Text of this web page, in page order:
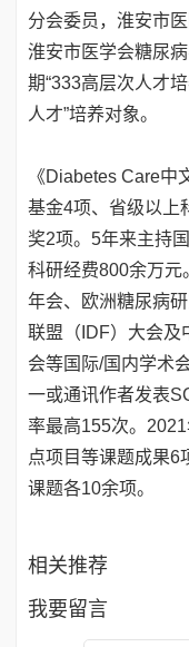
分会委员，淮安市
淮安市医学会糖尿
期“333高层次人才
人才”培养对象。
《Diabetes Care
基金4项、省级以上
奖2项。5年来主持
科研经费800余万元
年会、欧洲糖尿病
联盟（IDF）大会及
会等国际/国内学术
一或通讯作者发表
率最高155次。
点项目等课题成果6
课题各10余项。
相关推荐
我要留言